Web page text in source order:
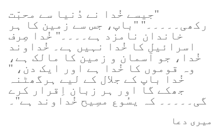
"جیسے خُدا نے دُنیا سے محبّت
رکھی۔۔۔۔۔" "باپ، جس سے زمین کا ہر
خاندان نامزد ہے۔۔۔۔" خُدا صِرف
اسرائیل کا خُدا نہیں ہے۔ خُداوند
خُدا، جو آسمان و زمین کا مالک ہے،
وہ قوموں کا خُدا ہے اور ایک دن، "
خُدا باپ کے جلال کے لیے ہرگھٹنہ
جھکے گا اور ہر زبان اِقرار کرے
گی۔۔۔۔۔ کہ یسُوع مسِیح خُداوند ہے"۔
میری دعا